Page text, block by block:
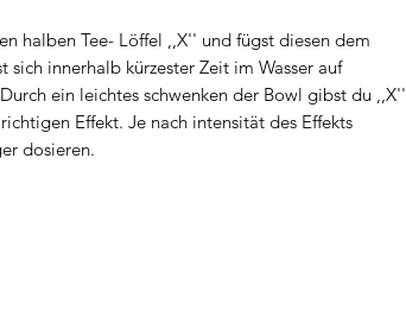
halben Tee- Löffel ,,X'' und fügst diesen dem
sich innerhalb kürzester Zeit im Wasser auf
ein leichtes schwenken der Bowl gibst du ,,X''
Effekt. Je nach intensität des Effekts
dosieren.